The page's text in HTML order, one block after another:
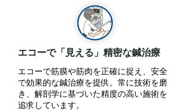
エコーで「見える」精密な鍼治療
​エコーで筋膜や筋肉を正確に捉え、安全
で効果的な鍼治療を提供。常に技術を磨
き、解剖学に基づいた精度の高い施術を
追求しています。